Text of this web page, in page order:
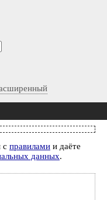
с правилами и даёте
данных.